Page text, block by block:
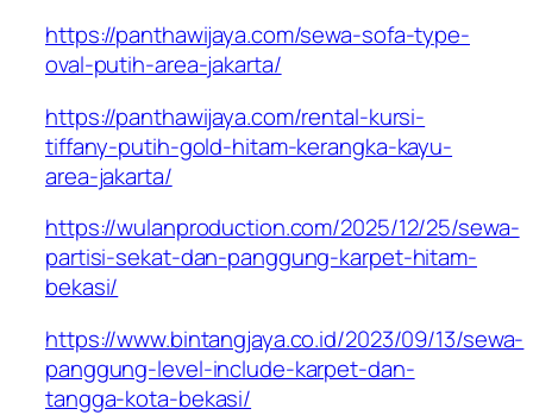
https://panthawijaya.com/sewa-sofa-type-
oval-putih-area-jakarta/
https://panthawijaya.com/rental-kursi-
tiffany-putih-gold-hitam-kerangka-kayu-
area-jakarta/
https://wulanproduction.com/2025/12/25/sewa-
partisi-sekat-dan-panggung-karpet-hitam-
bekasi/
https://www.bintangjaya.co.id/2023/09/13/sewa-
panggung-level-include-karpet-dan-
tangga-kota-bekasi/